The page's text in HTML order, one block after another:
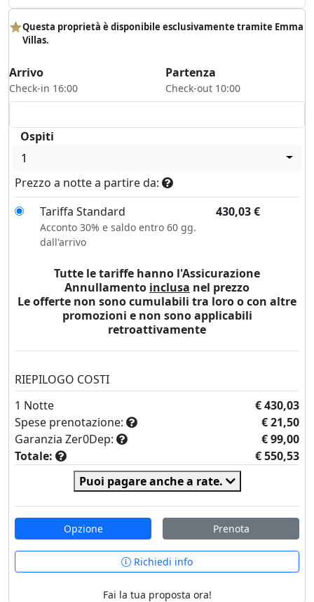
Questa proprietà è disponibile esclusivamente tramite Emma
Villas.
Arrivo
Check-in 16:00
Partenza
Check-out 10:00
Ospiti
1
Prezzo a notte a partire da:
Tariffa Standard
430,03€
Acconto 30% e saldo entro 60 gg.
dall'arrivo
Tutte le tariffe hanno l'Assicurazione
Annullamento inclusa nel prezzo
Le offerte non sono cumulabili tra loro o con altre
promozioni e non sono applicabili
retroattivamente
RIEPILOGO COSTI
1 Notte
€ 430,03
Spese prenotazione:
€ 21,50
Garanzia Zer0Dep:
€ 99,00
Totale:
€ 550,53
Puoi pagare anche a rate.
Opzione Prenota
Richiedi info
Fai la tua proposta ora!